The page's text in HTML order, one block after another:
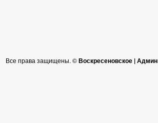
Все права защищены. ©Воскресеновское |